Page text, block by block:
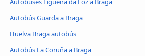
Autobúses Figueira da Foz a Braga
Autobús Guarda a Braga
Huelva Braga autobús
Autobús La Coruña a Braga